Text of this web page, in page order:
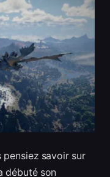
pensiez savoir sur
débuté son